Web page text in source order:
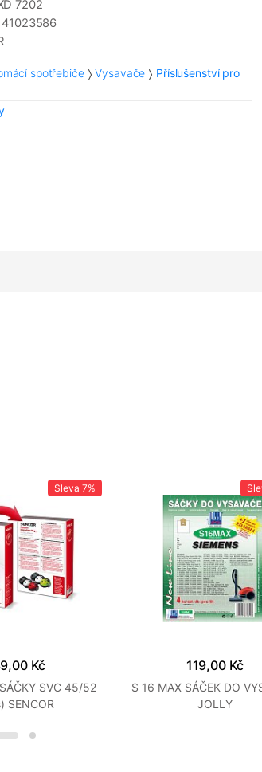
7202
41023586
spotřebiče Vysavače
Příslušenství pro
Sleva 7%
Kč
SVC 45/52
SENCOR
119,00 Kč
S 16 MAX SÁČEK DO
JOLLY